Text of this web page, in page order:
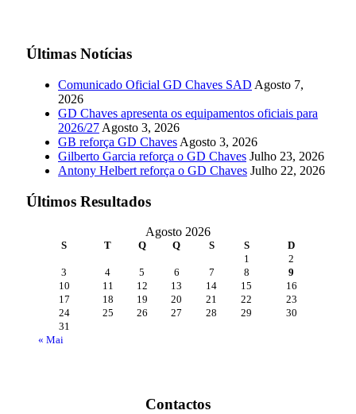
Últimas Notícias
Comunicado Oficial GD Chaves SAD Agosto 7,
2026
GD Chaves apresenta os equipamentos oficiais para
2026/27 Agosto 3, 2026
GB reforça GD Chaves Agosto 3, 2026
Gilberto Garcia reforça o GD Chaves Julho 23, 2026
Antony Helbert reforça o GD Chaves Julho 22, 2026
Últimos Resultados
Agosto 2026
S T Q Q S S D
« Mai
1
2
3
4 5 6 7 8
9
10
11 12 13 14 15
16
17
18 19 20 21 22
23
24
25 26 27 28 29
30
31
Contactos